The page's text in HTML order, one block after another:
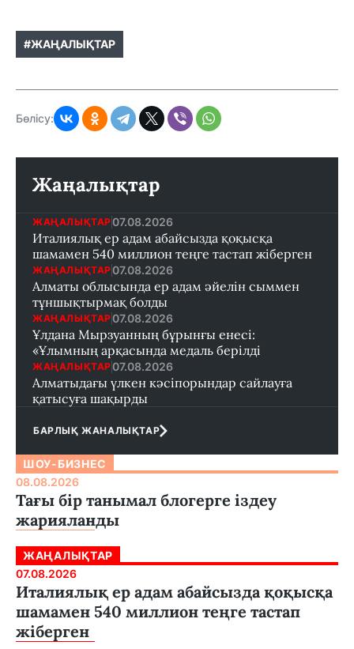
#ЖАҢАЛЫҚТАР
Бөлісу:
Жаңалықтар
ЖАҢАЛЫҚТАР 07.08.2026
Италиялық ер адам абайсызда қоқысқа
шамамен 540 миллион теңге тастап жіберген
ЖАҢАЛЫҚТАР 07.08.2026
Алматы облысында ер адам әйелін сыммен
тұншықтырмақ болды
ЖАҢАЛЫҚТАР 07.08.2026
Ұлдана Мырзуанның бұрынғы енесі:
«Ұлымның арқасында медаль берілді
ЖАҢАЛЫҚТАР 07.08.2026
Алматыдағы үлкен кәсіпорындар сайлауға
қатысуға шақырды
БАРЛЫҚ ЖАНАЛЫҚТАР
ШОУ-БИЗНЕС
08.08.2026
Тағы бір танымал блогерге іздеу
жарияланды
ЖАҢАЛЫҚТАР
07.08.2026
Италиялық ер адам абайсызда қоқысқа
шамамен 540 миллион теңге тастап
жіберген